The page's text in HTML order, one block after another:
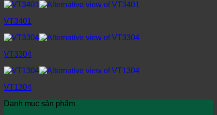
VT3401
VT3304
VT1304
Danh mục sản phẩm